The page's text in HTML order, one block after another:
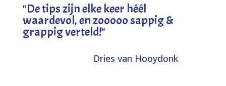
"De tips zijn elke keer héél
waardevol, en zooooo sappig &
grappig verteld!"
Dries van Hooydonk